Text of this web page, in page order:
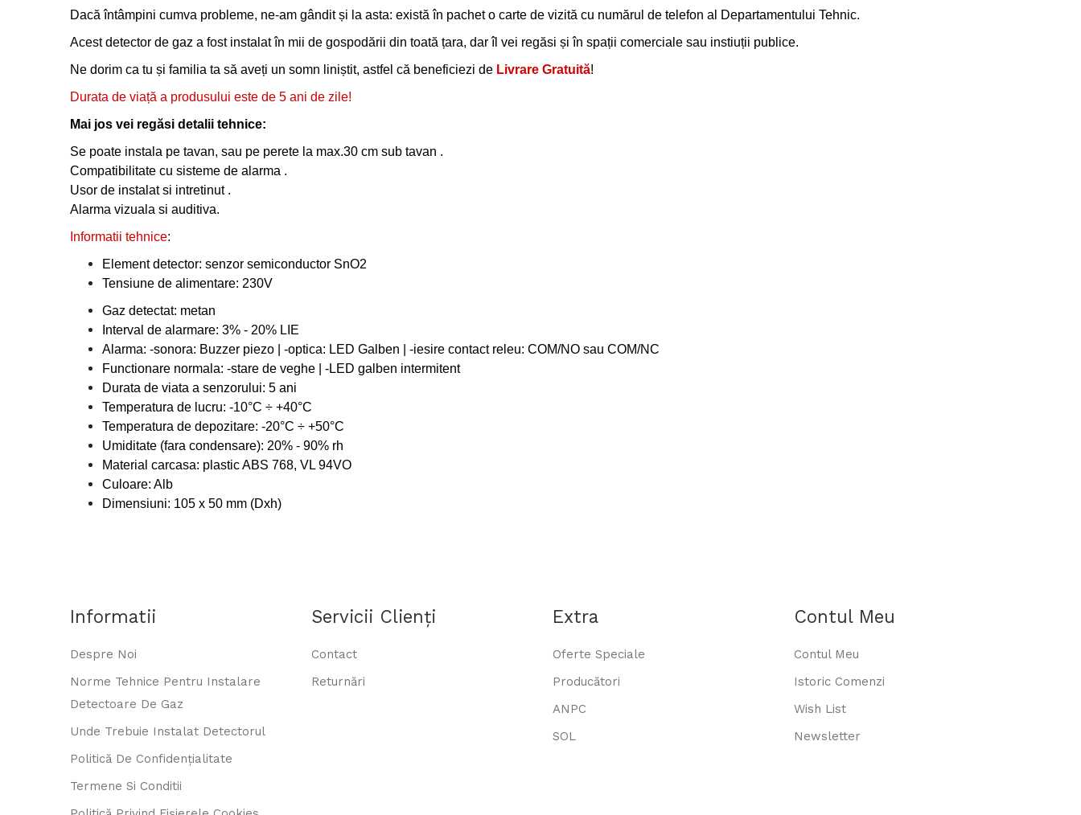
Dacă întâmpini cumva probleme, ne-am gândit și la asta: există în pachet o carte de vizită cu numărul de telefon al Departamentului Tehnic.
Acest detector de gaz a fost instalat în mii de gospodării din toată țara, dar îl vei regăsi și în spații comerciale sau instiuții publice.
Ne dorim ca tu și familia ta să aveți un somn liniștit, astfel că beneficiezi de Livrare Gratuită!
Durata de viață a produsului este de 5 ani de zile!
Mai jos vei regăsi detalii tehnice:
Se poate instala pe tavan, sau pe perete la max.30 cm sub tavan .
Compatibilitate cu sisteme de alarma .
Usor de instalat si intretinut .
Alarma vizuala si auditiva.
Informatii tehnice:
Element detector: senzor semiconductor SnO2
Tensiune de alimentare: 230V
Gaz detectat: metan
Interval de alarmare: 3% - 20% LIE
Alarma: -sonora: Buzzer piezo | -optica: LED Galben | -iesire contact releu: COM/NO sau COM/NC
Functionare normala: -stare de veghe | -LED galben intermitent
Durata de viata a senzorului: 5 ani
Temperatura de lucru: -10°C ÷ +40°C
Temperatura de depozitare: -20°C ÷ +50°C
Umiditate (fara condensare): 20% - 90% rh
Material carcasa: plastic ABS 768, VL 94VO
Culoare: Alb
Dimensiuni: 105 x 50 mm (Dxh)
Informatii
Despre Noi
Norme Tehnice Pentru Instalare
Detectoare De Gaz
Unde Trebuie Instalat Detectorul
Politică De Confidențialitate
Termene Si Conditii
Servicii Clienţi
Contact
Returnări
Extra
Oferte Speciale
Producători
ANPC
SOL
Contul Meu
Contul Meu
Istoric Comenzi
Wish List
Newsletter